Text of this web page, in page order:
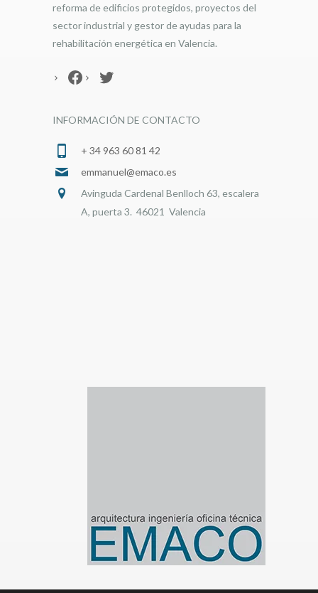
reforma de edificios protegidos, proyectos del
sector industrial y gestor de ayudas para la
rehabilitación energética en Valencia.
Facebook
Twitter
INFORMACIÓN DE CONTACTO
+ 34 963 60 81 42
emmanuel@emaco.es
Avinguda Cardenal Benlloch 63, escalera
A, puerta 3. 46021 Valencia